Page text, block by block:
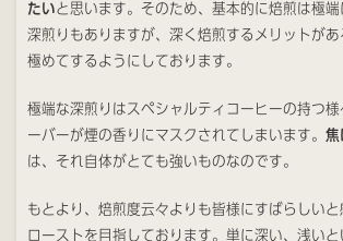
たいと思います。そのため、基本的に焙煎は極端
深煎りもありますが、深く焙煎するメリットが
極めてするようにしております。
極端な深煎りはスペシャルティコーヒーの持つ
ーバーが煙の香りにマスクされてしまいます。焦
は、それ自体がとても強いものなのです。
もとより、焙煎度云々よりも皆様にすばらしい
ローストを目指しております。単に深い、浅い